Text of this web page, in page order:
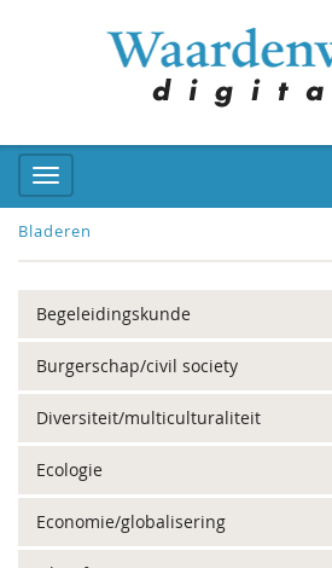
Bladeren
Begeleidingskunde
Burgerschap/civil society
Diversiteit/multiculturaliteit
Ecologie
Economie/globalisering